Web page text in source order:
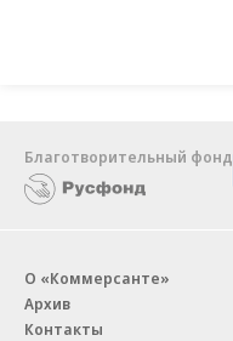
Благотворительный фонд
О «Коммерсанте»
Архив
Контакты